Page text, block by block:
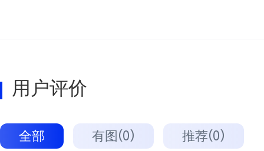
用户评价
全部 有图(0) 推荐(0)